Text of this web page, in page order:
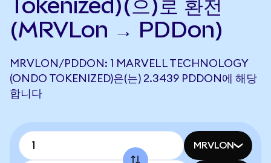
Tokenized)(으)로 환전
(MRVLon → PDDon)
MRVLON/PDDON: 1 MARVELL TECHNOLOGY
(ONDO TOKENIZED)은(는) 2.3439 PDDON에 해당
합니다
MRVLON